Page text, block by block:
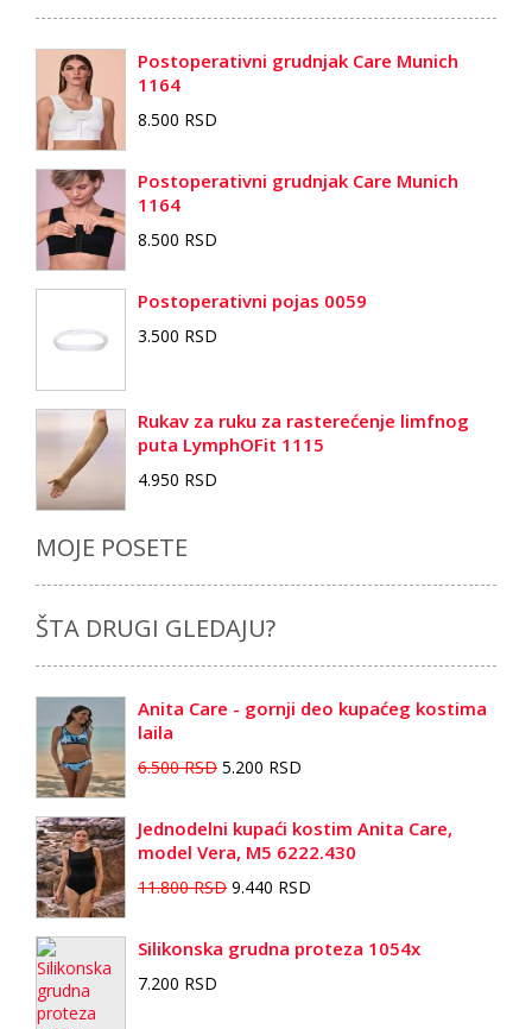
Postoperativni grudnjak Care Munich
1164
8.500 RSD
Postoperativni grudnjak Care Munich
1164
8.500 RSD
Postoperativni pojas 0059
3.500 RSD
Rukav za ruku za rasterećenje limfnog
puta LymphOFit 1115
4.950 RSD
MOJE POSETE
ŠTA DRUGI GLEDAJU?
Anita Care - gornji deo kupaćeg kostima
laila
6.500 RSD 5.200 RSD
Jednodelni kupaći kostim Anita Care,
model Vera, M5 6222.430
11.800 RSD 9.440 RSD
Silikonska grudna proteza 1054x
7.200 RSD